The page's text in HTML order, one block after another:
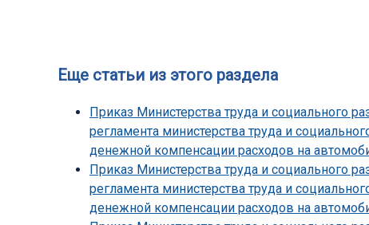
Еще статьи из этого раздела
Приказ Министерства труда и социального
регламента министерства труда и
денежной компенсации расходов на
Приказ Министерства труда и социального
регламента министерства труда и
денежной компенсации расходов на